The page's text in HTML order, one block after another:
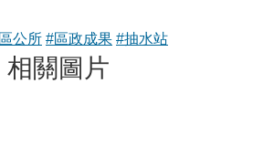
公所 #區政成果 #抽水站
相關圖片